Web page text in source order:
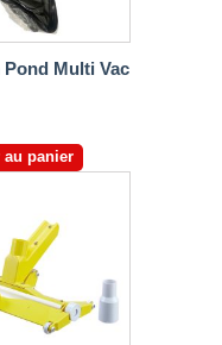
Multi Vac
au panier